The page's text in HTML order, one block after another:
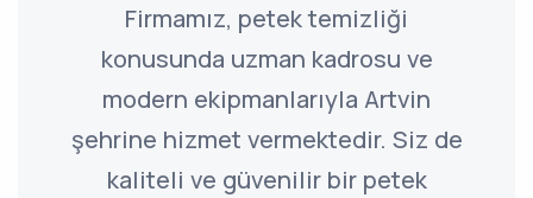
Firmamız, petek temizliği
konusunda uzman kadrosu ve
modern ekipmanlarıyla Artvin
şehrine hizmet vermektedir. Siz de
kaliteli ve güvenilir bir petek